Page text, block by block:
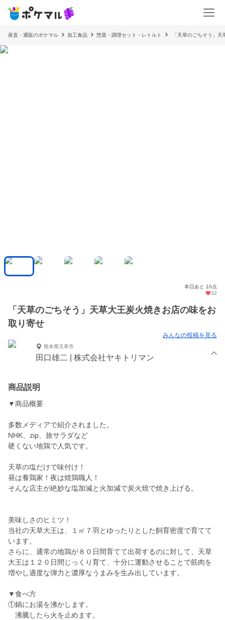
産直・通販のポケマル 加工食品 惣菜・調理セット・レトルト 「天草のごちそう」
本日あと 10点
32
「天草のごちそう」天草大王炭火焼きお店の味をお
取り寄せ
みんなの投稿を見る
熊本県天草市
田口雄二 | 株式会社ヤキトリマン
商品説明
▼商品概要
多数メディアで紹介されました。
NHK、zip、旅サラダなど
硬くない地鶏で人気です。
天草の塩だけで味付け！
昼は養鶏家！夜は焼鶏職人！
そんな店主が絶妙な塩加減と火加減で炭火焼で焼き上げる。
美味しさのヒミツ！
当社の天草大王は、１㎡７羽とゆったりとした飼育密度で育てて
います。
さらに、通常の地鶏が８０日間育てて出荷するのに対して、天草
大王は１２０日間じっくり育て、十分に運動させることで筋肉を
増やし適度な弾力と濃厚なうまみを生み出しています。
▼食べ方
①鍋にお湯を沸かします。
沸騰したら火を止めます。